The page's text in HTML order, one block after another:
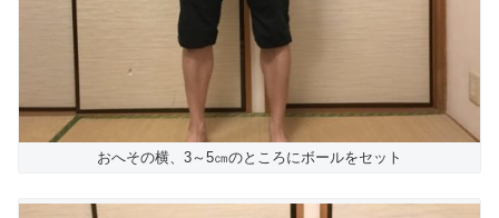
おへその横、3～5㎝のところにボールをセット